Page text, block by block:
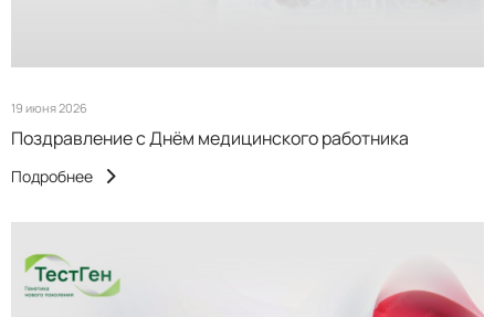
19 июня 2026
Поздравление с Днём медицинского работника
Подробнее